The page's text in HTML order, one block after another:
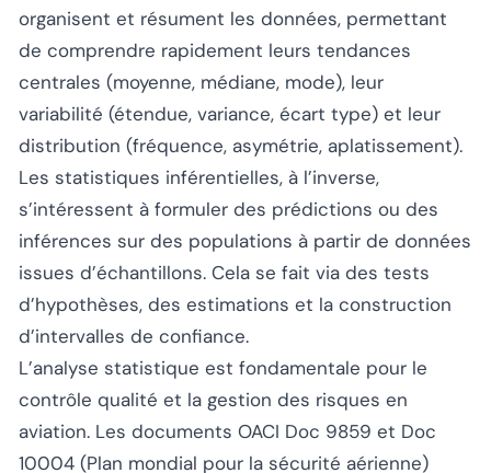
organisent et résument les données, permettant
de comprendre rapidement leurs tendances
centrales (moyenne, médiane, mode), leur
variabilité (étendue, variance, écart type) et leur
distribution (fréquence, asymétrie, aplatissement).
Les statistiques inférentielles, à l’inverse,
s’intéressent à formuler des prédictions ou des
inférences sur des populations à partir de données
issues d’échantillons. Cela se fait via des tests
d’hypothèses, des estimations et la construction
d’intervalles de confiance.
L’analyse statistique est fondamentale pour le
contrôle qualité et la gestion des risques en
aviation. Les documents OACI Doc 9859 et Doc
10004 (Plan mondial pour la sécurité aérienne)